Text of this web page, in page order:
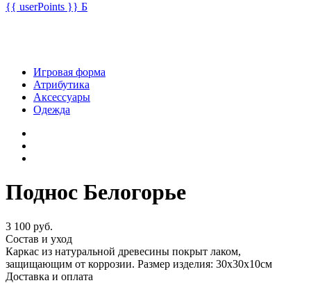
{{ userPoints }} Б
Игровая форма
Атрибутика
Аксессуары
Одежда
Поднос Белогорье
3 100 руб.
Состав и уход
Каркас из натуральной древесины покрыт лаком,
защищающим от коррозии. Размер изделия: 30х30х10см
Доставка и оплата